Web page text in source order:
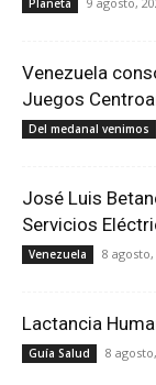
Planeta
Venezuela
Juegos
Del medanal venimos
José Luis
Servicios
Venezuela 8 agosto,
Lactancia
Guía Salud 8